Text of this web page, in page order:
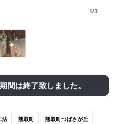
1/3
間は終了致しました。
法 熊取町 熊取町つばさが丘